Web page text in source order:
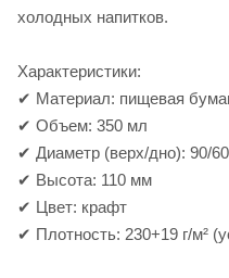
холодных напитков.
Характеристики:
✔ Материал: пищевая
✔ Объем: 350 мл
✔ Диаметр (верх/дно): 90/
✔ Высота: 110 мм
✔ Цвет: крафт
✔ Плотность: 230+19 г/м²